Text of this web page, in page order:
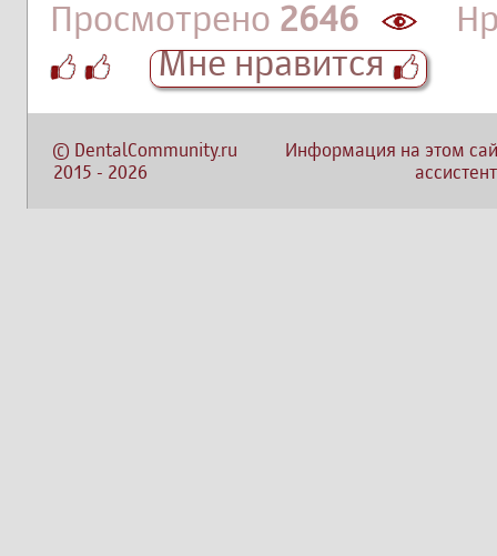
Просмотрено 2646
Мне нравится
© DentalCommunity.ru
2015 - 2026
Информация на этом